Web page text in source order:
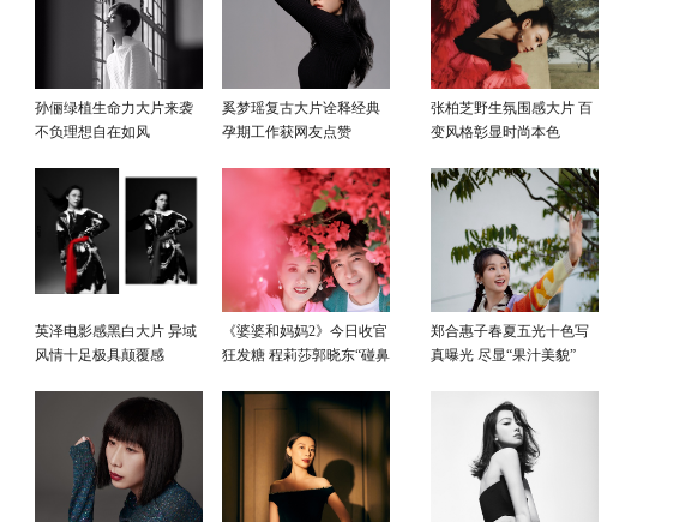
孙俪绿植生命力大片来袭
不负理想自在如风
奚梦瑶复古大片诠释经典
孕期工作获网友点赞
张柏芝野生氛围感大片 百
变风格彰显时尚本色
英泽电影感黑白大片 异域
风情十足极具颠覆感
《婆婆和妈妈2》今日收官
狂发糖 程莉莎郭晓东“碰鼻
郑合惠子春夏五光十色写
真曝光 尽显“果汁美貌”